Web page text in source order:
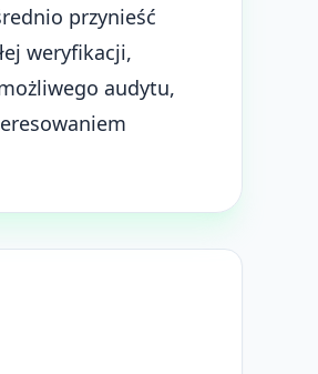
przynieść
weryfikacji,
audytu,